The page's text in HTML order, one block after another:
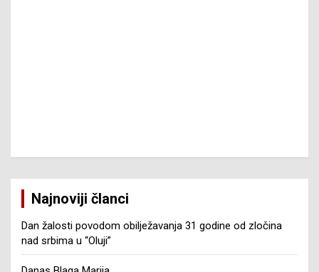
Najnoviji članci
Dan žalosti povodom obilježavanja 31 godine od zločina
nad srbima u “Oluji”